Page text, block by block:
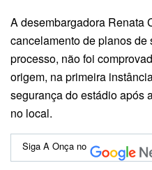
A desembargadora Renata
cancelamento de planos
processo, não foi
origem, na primeira
segurança do estádio após
no local.
Siga A Onça no